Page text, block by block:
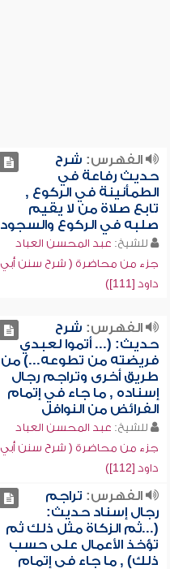
الفهرس: شرح
حديث رفاعة في
الطمأنينة في الركوع ,
تابع صلاة من لا يقيم
صلبه في الركوع والسجود
للشيخ: عبد المحسن العباد
جزء من محاضرة ( شرح سنن أبي
داود [111])
الفهرس: شرح
حديث: (... أتموا لعبدي
فريضته من تطوعه...) من
طريق أخرى وتراجم رجال
إسناده , ما جاء في إتمام
الفرائض من النوافل
للشيخ: عبد المحسن العباد
جزء من محاضرة ( شرح سنن أبي
داود [112])
الفهرس: تراجم
رجال إسناد حديث:
(...ثم الزكاة مثل ذلك ثم
تؤخذ الأعمال على حسب
ذلك) , ما جاء في إتمام